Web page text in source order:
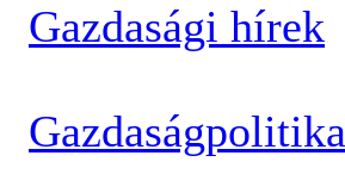
Gazdasági hírek
Gazdaságpolitika